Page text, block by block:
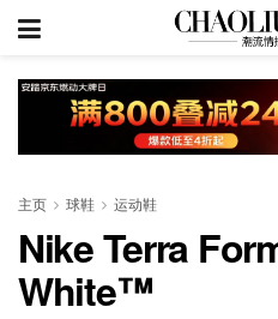
主页 球鞋 运动鞋
Nike Terra
White™